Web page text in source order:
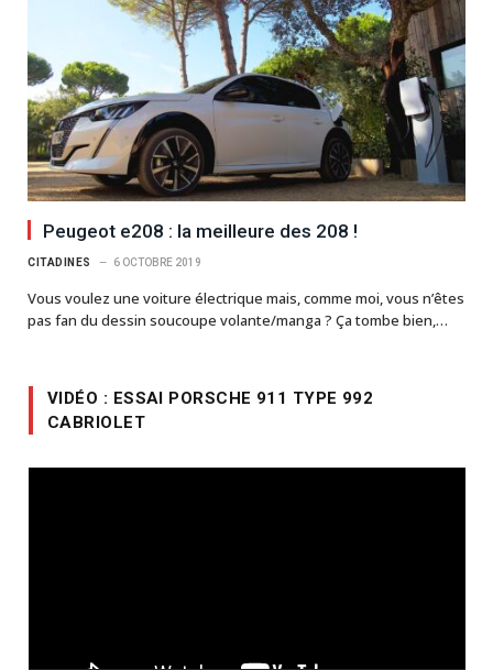
Peugeot e208 : la meilleure des 208 !
CITADINES 6 OCTOBRE 2019
Vous voulez une voiture électrique mais, comme moi, vous n’êtes
pas fan du dessin soucoupe volante/manga ? Ça tombe bien,…
VIDÉO : ESSAI PORSCHE 911 TYPE 992
CABRIOLET